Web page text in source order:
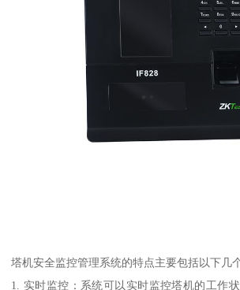
塔机安全监控管理系统的特点主要包括以下几
1. 实时监控：系统可以实时监控塔机的工作